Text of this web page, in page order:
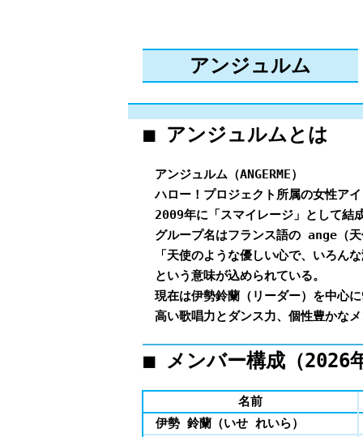
アンジュルム
■ アンジュルムとは
アンジュルム（ANGERME）
ハロー！プロジェクト所属の女性ア
2009年に「スマイレージ」として結
グループ名はフランス語の ange（
「天使のような優しい心で、いろん
という意味が込められている。
現在は伊勢鈴蘭（リーダー）を中心
高い歌唱力とダンス力、個性豊かな
■ メンバー構成（2026
名前
伊勢 鈴蘭（いせ れいら）